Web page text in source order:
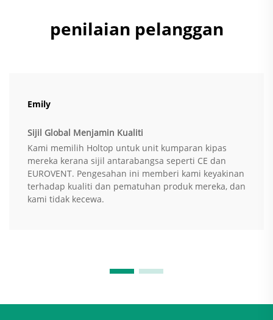
penilaian pelanggan
Emily
Sijil Global Menjamin Kualiti
Kami memilih Holtop untuk unit kumparan kipas
mereka kerana sijil antarabangsa seperti CE dan
EUROVENT. Pengesahan ini memberi kami keyakinan
terhadap kualiti dan pematuhan produk mereka, dan
kami tidak kecewa.